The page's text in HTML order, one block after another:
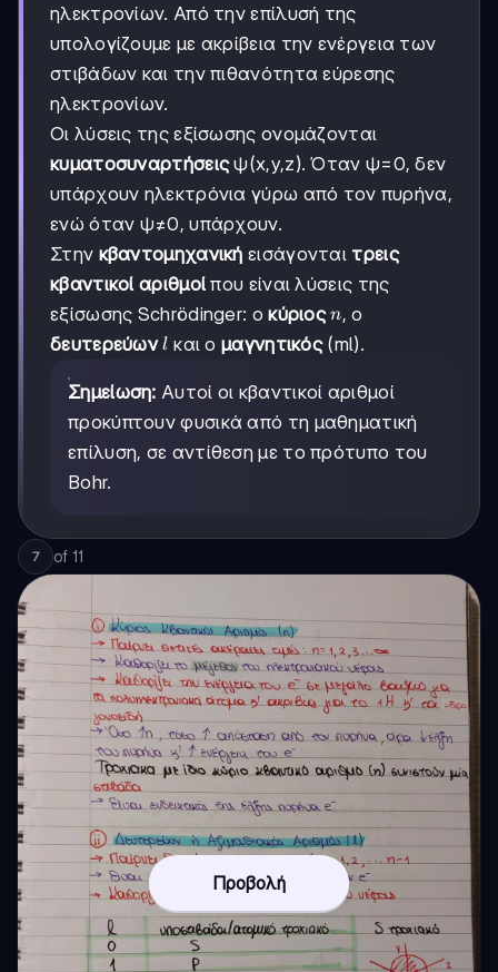
ηλεκτρονίων. Από την επίλυσή της
υπολογίζουμε με ακρίβεια την ενέργεια των
στιβάδων και την πιθανότητα εύρεσης
ηλεκτρονίων.
Οι λύσεις της εξίσωσης ονομάζονται
κυματοσυναρτήσειςψ(x,y,z). Όταν ψ=0, δεν
υπάρχουν ηλεκτρόνια γύρω από τον πυρήνα,
ενώ όταν ψ≠0, υπάρχουν.
Στην κβαντομηχανική εισάγονται τρεις
κβαντικοί αριθμοί που είναι λύσεις της
εξίσωσης Schrödinger: οκύριος n
n, ο
δευτερεύων l
l και ομαγνητικός(ml).
Σημείωση: Αυτοί οι κβαντικοί αριθμοί
προκύπτουν φυσικά από τη μαθηματική
επίλυση, σε αντίθεση με το πρότυπο του
Bohr.
7 of 11
Προβολή